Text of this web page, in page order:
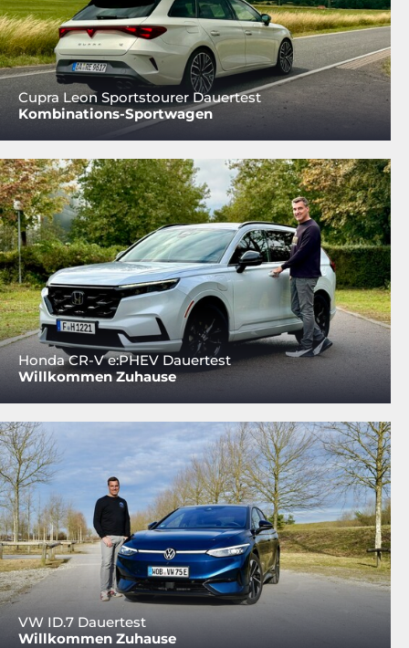
Cupra Leon Sportstourer Dauertest
Kombinations-Sportwagen
Honda CR-V e:PHEV Dauertest
Willkommen Zuhause
VW ID.7 Dauertest
Willkommen Zuhause